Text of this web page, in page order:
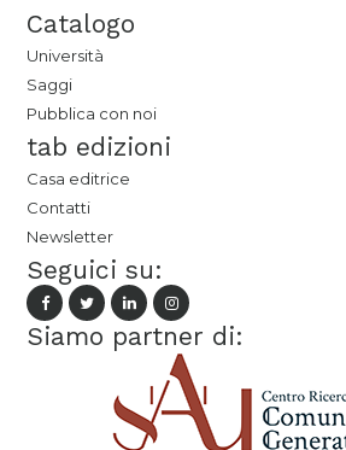
Catalogo
Università
Saggi
Pubblica con noi
tab edizioni
Casa editrice
Contatti
Newsletter
Seguici su:
Siamo partner di: